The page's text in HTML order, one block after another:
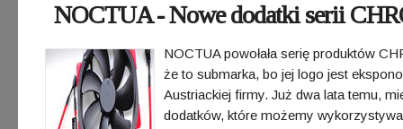
NOCTUA - Nowe dodatki serii
NOCTUA powołała serię produktów
że to submarka, bo jej logo jest
Austriackiej firmy. Już dwa lata temu,
dodatków, które możemy